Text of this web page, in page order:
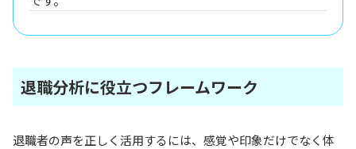
退職分析に役立つフレームワーク
退職者の声を正しく活用するには、感覚や印象だけでなく体